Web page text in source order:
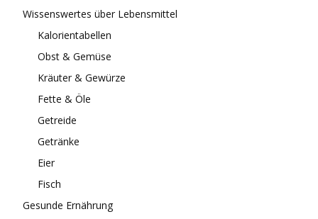
Wissenswertes über Lebensmittel
Kalorientabellen
Obst & Gemüse
Kräuter & Gewürze
Fette & Öle
Getreide
Getränke
Eier
Fisch
Gesunde Ernährung